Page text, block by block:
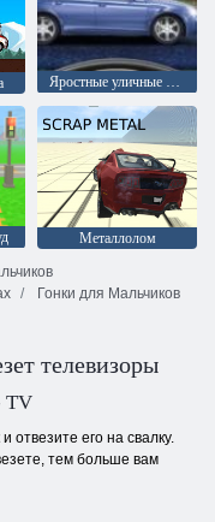
Яростные уличные гонки
Металлолом
Гонки для Мальчиков
телевизоры
TV
отвезите его на свалку.
тем больше вам